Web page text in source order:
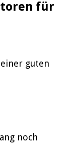
für
guten
noch